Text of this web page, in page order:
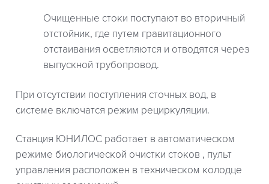
Очищенные стоки поступают во вторичный
отстойник, где путем гравитационного
отстаивания осветляются и отводятся через
выпускной трубопровод.
При отсутствии поступления сточных вод, в
системе включатся режим рециркуляции.
Станция ЮНИЛОС работает в автоматическом
режиме биологической очистки стоков , пульт
управления расположен в техническом колодце